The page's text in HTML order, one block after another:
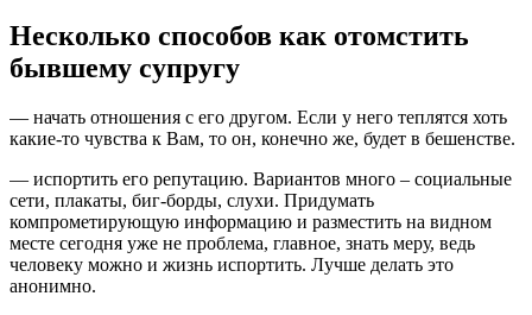
Несколько способов как отомстить
бывшему супругу
— начать отношения с его другом. Если у него теплятся хоть
какие-то чувства к Вам, то он, конечно же, будет в бешенстве.
— испортить его репутацию. Вариантов много – социальные
сети, плакаты, биг-борды, слухи. Придумать
компрометирующую информацию и разместить на видном
месте сегодня уже не проблема, главное, знать меру, ведь
человеку можно и жизнь испортить. Лучше делать это
анонимно.